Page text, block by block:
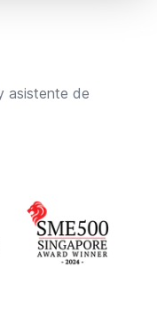
asistente de